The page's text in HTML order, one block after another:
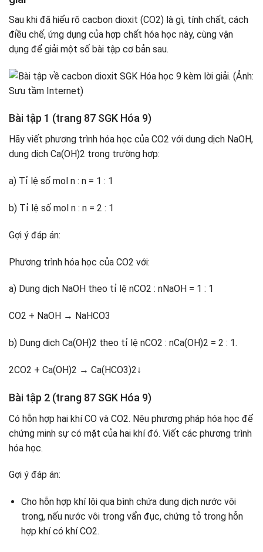
Sau khi đã hiểu rõ cacbon dioxit (CO2) là gì, tính chất, cách
điều chế, ứng dụng của hợp chất hóa học này, cùng vận
dụng để giải một số bài tập cơ bản sau.
Bài tập 1 (trang 87 SGK Hóa 9)
Hãy viết phương trình hóa học của CO2 với dung dịch NaOH,
dung dịch Ca(OH)2 trong trường hợp:
a) Tỉ lệ số mol n : n = 1 : 1
b) Tỉ lệ số mol n : n = 2 : 1
Gợi ý đáp án:
Phương trình hóa học của CO2 với:
a) Dung dịch NaOH theo tỉ lệ nCO2 : nNaOH = 1 : 1
CO2 + NaOH → NaHCO3
b) Dung dịch Ca(OH)2 theo tỉ lệ nCO2 : nCa(OH)2 = 2 : 1.
2CO2 + Ca(OH)2 → Ca(HCO3)2↓
Bài tập 2 (trang 87 SGK Hóa 9)
Có hỗn hợp hai khí CO và CO2. Nêu phương pháp hóa học để
chứng minh sự có mặt của hai khí đó. Viết các phương trình
hóa học.
Gợi ý đáp án:
Cho hỗn hợp khí lội qua bình chứa dung dịch nước vôi
trong, nếu nước vôi trong vẩn đục, chứng tỏ trong hỗn
hợp khí có khí CO2.